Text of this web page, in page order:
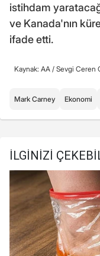
istihdam
ve Kanada'nın
ifade etti.
Kaynak: AA / Sevgi Ceren
Mark Carney Ekonomi